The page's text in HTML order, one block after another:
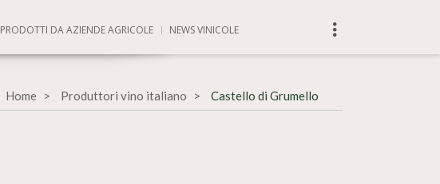
PRODOTTI DA AZIENDE AGRICOLE NEWS VINICOLE
Home Produttori vino italiano Castello di Grumello